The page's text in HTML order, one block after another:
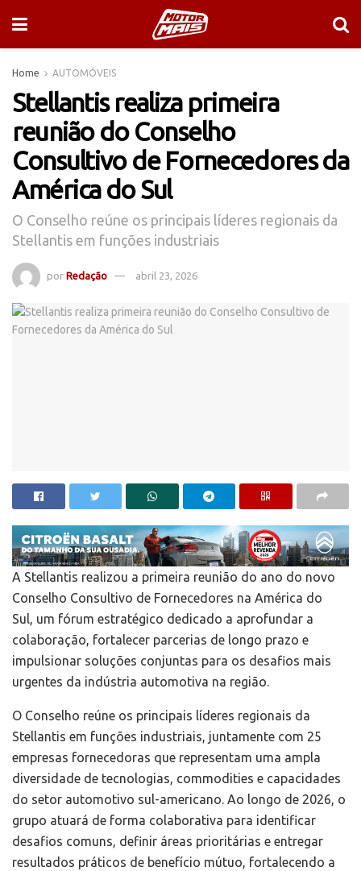
Home AUTOMÓVEIS
Stellantis realiza primeira
reunião do Conselho
Consultivo de Fornecedores da
América do Sul
O Conselho reúne os principais líderes regionais da
Stellantis em funções industriais
por Redação abril 23, 2026
A Stellantis realizou a primeira reunião do ano do novo
Conselho Consultivo de Fornecedores na América do
Sul, um fórum estratégico dedicado a aprofundar a
colaboração, fortalecer parcerias de longo prazo e
impulsionar soluções conjuntas para os desafios mais
urgentes da indústria automotiva na região.
O Conselho reúne os principais líderes regionais da
Stellantis em funções industriais, juntamente com 25
empresas fornecedoras que representam uma ampla
diversidade de tecnologias, commodities e capacidades
do setor automotivo sul-americano. Ao longo de 2026, o
grupo atuará de forma colaborativa para identificar
desafios comuns, definir áreas prioritárias e entregar
resultados práticos de benefício mútuo, fortalecendo a